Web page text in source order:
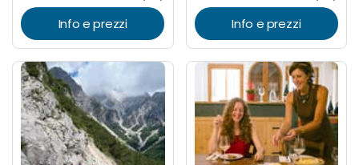
Info e prezzi Info e prezzi